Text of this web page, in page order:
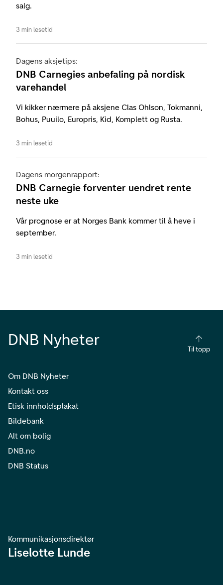
salg.
3 min lesetid
Dagens aksjetips:
DNB Carnegies anbefaling på nordisk
varehandel
Vi kikker nærmere på aksjene Clas Ohlson, Tokmanni,
Bohus, Puuilo, Europris, Kid, Komplett og Rusta.
3 min lesetid
Dagens morgenrapport:
DNB Carnegie forventer uendret rente
neste uke
Vår prognose er at Norges Bank kommer til å heve i
september.
3 min lesetid
DNB Nyheter
Til topp
Om DNB Nyheter
Kontakt oss
Etisk innholdsplakat
Bildebank
Alt om bolig
DNB.no
DNB Status
Kommunikasjonsdirektør
Liselotte Lunde